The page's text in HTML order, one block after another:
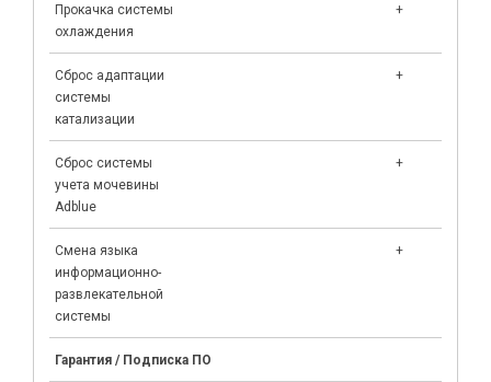
Прокачка системы
охлаждения
+
Сброс адаптации
системы
катализации
+
Сброс системы
учета мочевины
Adblue
+
Смена языка
информационно-
развлекательной
системы
+
Гарантия / Подписка ПО